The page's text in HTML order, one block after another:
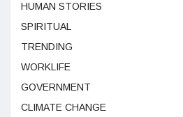
HUMAN STORIES
SPIRITUAL
TRENDING
WORKLIFE
GOVERNMENT
CLIMATE CHANGE